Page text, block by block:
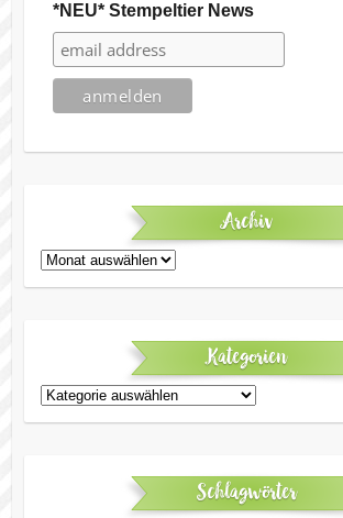
*NEU* Stempeltier News
Archiv
Archiv
Kategorien
Kategorien
Schlagwörter